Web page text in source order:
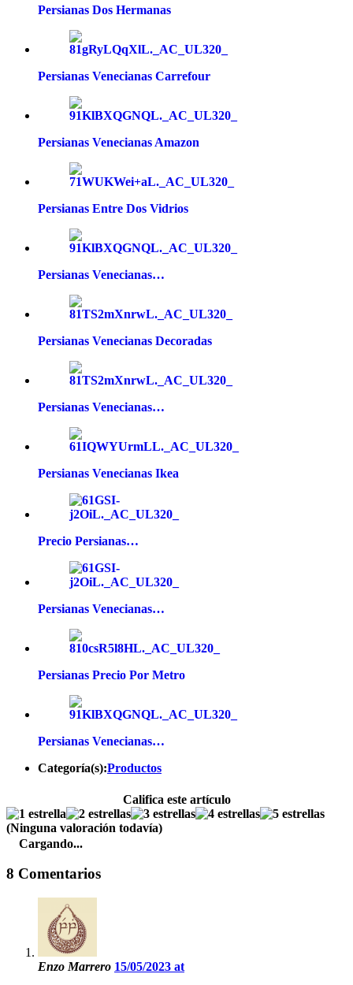
Persianas Dos Hermanas
Persianas Venecianas Carrefour
Persianas Venecianas Amazon
Persianas Entre Dos Vidrios
Persianas Venecianas…
Persianas Venecianas Decoradas
Persianas Venecianas…
Persianas Venecianas Ikea
Precio Persianas…
Persianas Venecianas…
Persianas Precio Por Metro
Persianas Venecianas…
Categoría(s):Productos
Califica este artículo
(Ninguna valoración todavía)
Cargando...
8 Comentarios
Enzo Marrero 15/05/2023 at